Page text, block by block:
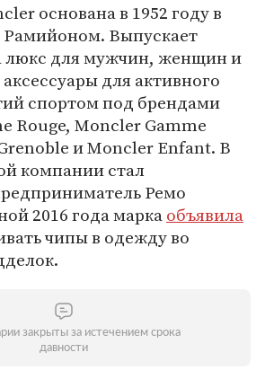
основана в 1952 году в
Рамийоном. Выпускает
люкс для мужчин, женщин и
для активного
спортом под брендами
Rouge, Moncler Gamme
и Moncler Enfant. В
компании стал
Ремо
2016 года маркаобъявила
чипы в одежду во
закрыты за истечением срока
давности